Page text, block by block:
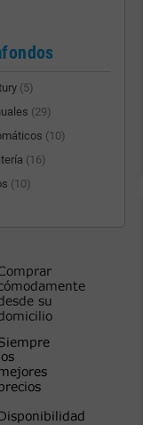
(5)
(29)
(10)
(16)
(10)